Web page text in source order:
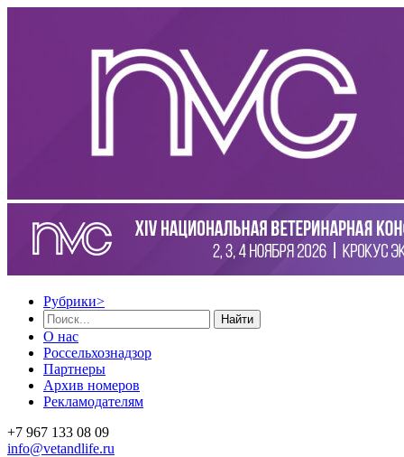
Рубрики>
Найти
О нас
Россельхознадзор
Партнеры
Архив номеров
Рекламодателям
+7 967 133 08 09
info@vetandlife.ru